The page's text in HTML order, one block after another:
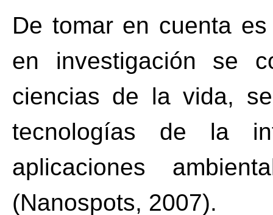
De tomar en cuenta
en investigación se
ciencias de la vida,
tecnologías de la
aplicaciones
(Nanospots, 2007).